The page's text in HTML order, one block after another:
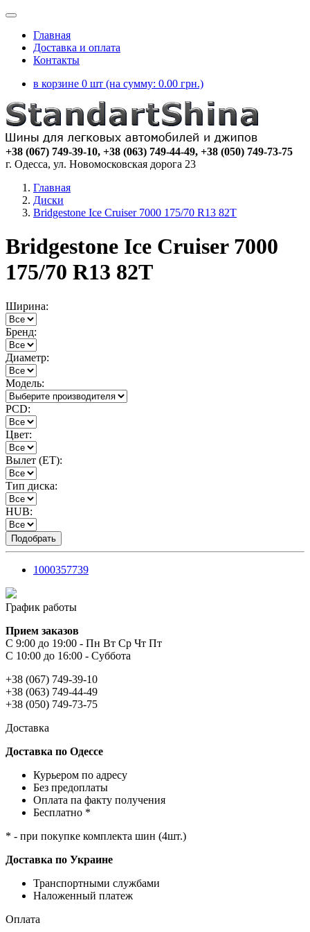
Главная
Доставка и оплата
Контакты
в корзине 0 шт (на сумму: 0.00 грн.)
+38 (067) 749-39-10, +38 (063) 749-44-49, +38 (050) 749-73-75
г. Одесса, ул. Новомосковская дорога 23
Главная
Диски
Bridgestone Ice Cruiser 7000 175/70 R13 82T
Bridgestone Ice Cruiser 7000
175/70 R13 82T
Ширина:
Бренд:
Диаметр:
Модель:
PCD:
Цвет:
Вылет (ET):
Тип диска:
HUB:
1000357739
График работы
Прием заказов
С 9:00 до 19:00 - Пн Вт Ср Чт Пт
С 10:00 до 16:00 - Суббота
+38 (067) 749-39-10
+38 (063) 749-44-49
+38 (050) 749-73-75
Доставка
Доставка по Одессе
Курьером по адресу
Без предоплаты
Оплата па факту получения
Бесплатно *
* - при покупке комплекта шин (4шт.)
Доставка по Украине
Транспортными службами
Наложенный платеж
Оплата